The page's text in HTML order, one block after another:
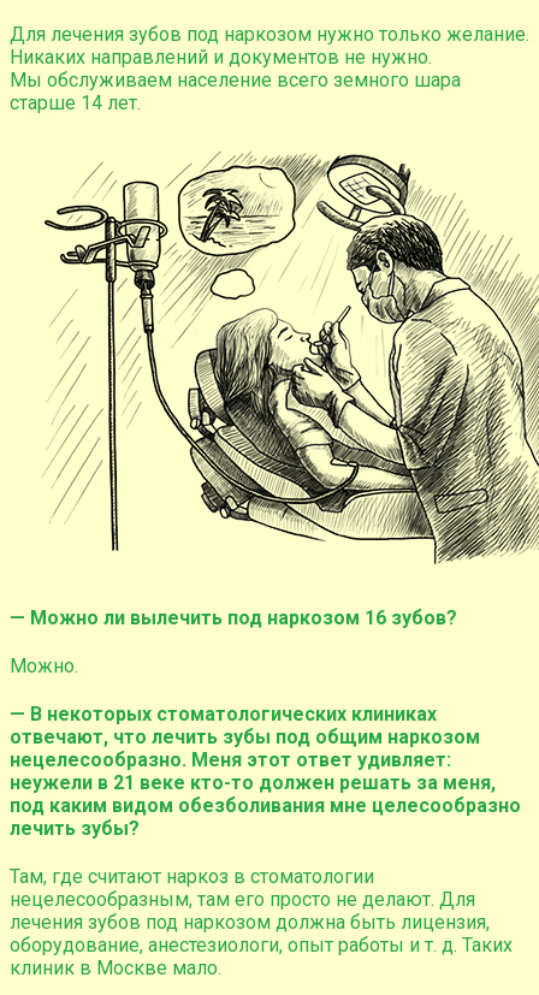
Для лечения зубов под наркозом нужно только желание.
Никаких направлений и документов не нужно.
Мы обслуживаем население всего земного шара
старше 14 лет.
— Можно ли вылечить под наркозом 16 зубов?
Можно.
— В некоторых стоматологических клиниках
отвечают, что лечить зубы под общим наркозом
нецелесообразно. Меня этот ответ удивляет:
неужели в 21 веке кто-то должен решать за меня,
под каким видом обезболивания мне целесообразно
лечить зубы?
Там, где считают наркоз в стоматологии
нецелесообразным, там его просто не делают. Для
лечения зубов под наркозом должна быть лицензия,
оборудование, анестезиологи, опыт работы и т. д. Таких
клиник в Москве мало.